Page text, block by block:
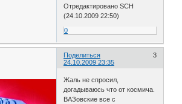
Отредактировано SCH
(24.10.2009 22:50)
0
Поделиться
3
24.10.2009 23:35
Жаль не спросил,
догадываюсь что от космича.
ВАЗовские все с